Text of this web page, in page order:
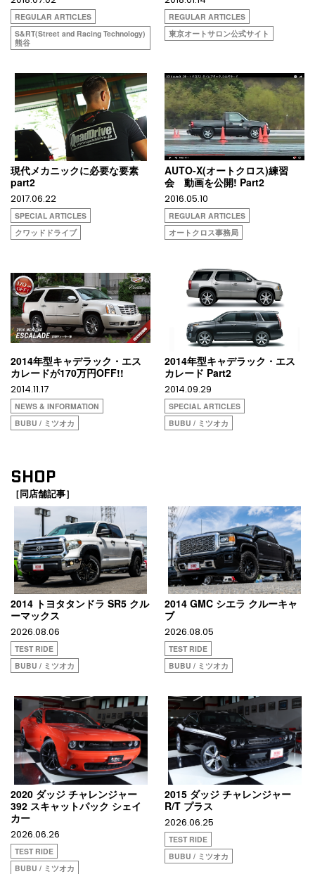
REGULAR ARTICLES
S&RT(Street and Racing Technology)
熊谷
REGULAR ARTICLES
東京オートサロン公式サイト
現代メカニックに必要な要素
part2
2017.06.22
SPECIAL ARTICLES
クワッドドライブ
AUTO-X(オートクロス)練習
会 動画を公開! Part2
2016.05.10
REGULAR ARTICLES
オートクロス事務局
2014年型キャデラック・エス
カレードが170万円OFF!!
2014.11.17
NEWS & INFORMATION
BUBU / ミツオカ
2014年型キャデラック・エス
カレード Part2
2014.09.29
SPECIAL ARTICLES
BUBU / ミツオカ
SHOP
［同店舗記事］
2014 トヨタタンドラ SR5 クル
ーマックス
2026.08.06
TEST RIDE
BUBU / ミツオカ
2014 GMC シエラ クルーキャ
ブ
2026.08.05
TEST RIDE
BUBU / ミツオカ
2020 ダッジ チャレンジャー
392 スキャットパック シェイ
カー
2026.06.26
TEST RIDE
BUBU / ミツオカ
2015 ダッジ チャレンジャー
R/T プラス
2026.06.25
TEST RIDE
BUBU / ミツオカ